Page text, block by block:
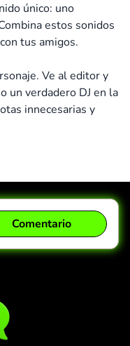
único: uno
estos sonidos
tus amigos.
Ve al editor y
un verdadero DJ en la
innecesarias y
Comentario